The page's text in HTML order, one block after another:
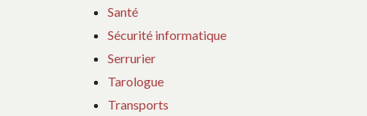
Santé
Sécurité informatique
Serrurier
Tarologue
Transports